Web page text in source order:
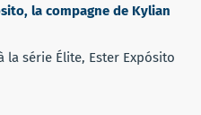
la compagne de Kylian
la série Élite, Ester Expósito